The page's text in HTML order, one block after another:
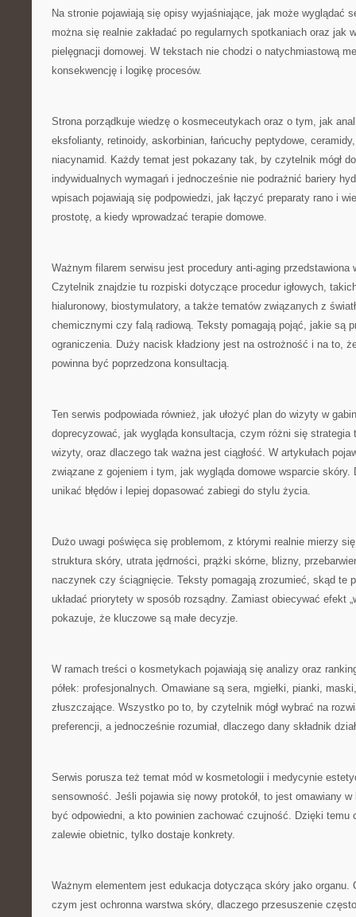
Na stronie pojawiają się opisy wyjaśniające, jak może wyglądać
można się realnie zakładać po regularnych spotkaniach oraz jak
pielęgnacji domowej. W tekstach nie chodzi o natychmiastową
konsekwencję i logikę procesów.
Strona porządkuje wiedzę o kosmeceutykach oraz o tym, jak
eksfolianty, retinoidy, askorbinian, łańcuchy peptydowe,
niacynamid. Każdy temat jest pokazany tak, by czytelnik mógł
indywidualnych wymagań i jednocześnie nie podrażnić bariery
wpisach pojawiają się podpowiedzi, jak łączyć preparaty rano i
prostotę, a kiedy wprowadzać terapie domowe.
Ważnym filarem serwisu jest procedury anti-aging przedstawiona
Czytelnik znajdzie tu rozpiski dotyczące procedur igłowych,
hialuronowy, biostymulatory, a także tematów związanych z
chemicznymi czy falą radiową. Teksty pomagają pojąć, jakie są
ograniczenia. Duży nacisk kładziony jest na ostrożność i na to,
powinna być poprzedzona konsultacją.
Ten serwis podpowiada również, jak ułożyć plan do wizyty w
doprecyzować, jak wygląda konsultacja, czym różni się strategia
wizyty, oraz dlaczego tak ważna jest ciągłość. W artykułach
związane z gojeniem i tym, jak wygląda domowe wsparcie
unikać błędów i lepiej dopasować zabiegi do stylu życia.
Dużo uwagi poświęca się problemom, z którymi realnie mierzy
struktura skóry, utrata jędrności, prążki skórne, blizny,
naczynek czy ściągnięcie. Teksty pomagają zrozumieć, skąd te
układać priorytety w sposób rozsądny. Zamiast obiecywać efekt
pokazuje, że kluczowe są małe decyzje.
W ramach treści o kosmetykach pojawiają się analizy oraz
półek: profesjonalnych. Omawiane są sera, mgiełki, pianki,
złuszczające. Wszystko po to, by czytelnik mógł wybrać na
preferencji, a jednocześnie rozumiał, dlaczego dany składnik
Serwis porusza też temat mód w kosmetologii i medycynie
sensowność. Jeśli pojawia się nowy protokół, to jest omawiany
być odpowiedni, a kto powinien zachować czujność. Dzięki temu
zalewie obietnic, tylko dostaje konkrety.
Ważnym elementem jest edukacja dotycząca skóry jako organu.
czym jest ochronna warstwa skóry, dlaczego przesuszenie